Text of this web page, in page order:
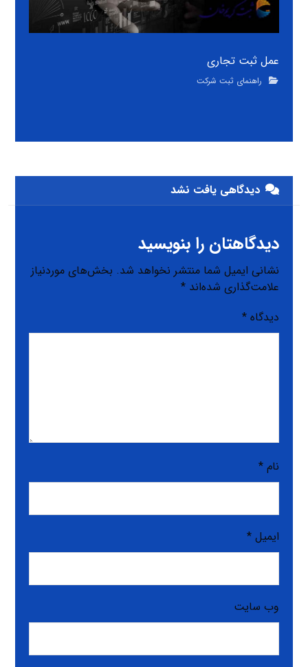
عمل ثبت تجاری
راهنمای ثبت شرکت
دیدگاهی یافت نشد
دیدگاهتان را بنویسید
نشانی ایمیل شما منتشر نخواهد شد. بخش‌های موردنیاز
علامت‌گذاری شده‌اند*
دیدگاه*
نام*
ایمیل*
وب‌ سایت